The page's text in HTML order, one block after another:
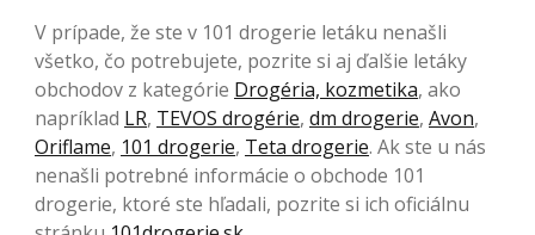
V prípade, že ste v 101 drogerie letáku nenašli
všetko, čo potrebujete, pozrite si aj ďalšie letáky
obchodov z kategórie Drogéria, kozmetika, ako
napríklad LR, TEVOS drogérie, dm drogerie, Avon,
Oriflame, 101 drogerie, Teta drogerie. Ak ste u nás
nenašli potrebné informácie o obchode 101
drogerie, ktoré ste hľadali, pozrite si ich oficiálnu